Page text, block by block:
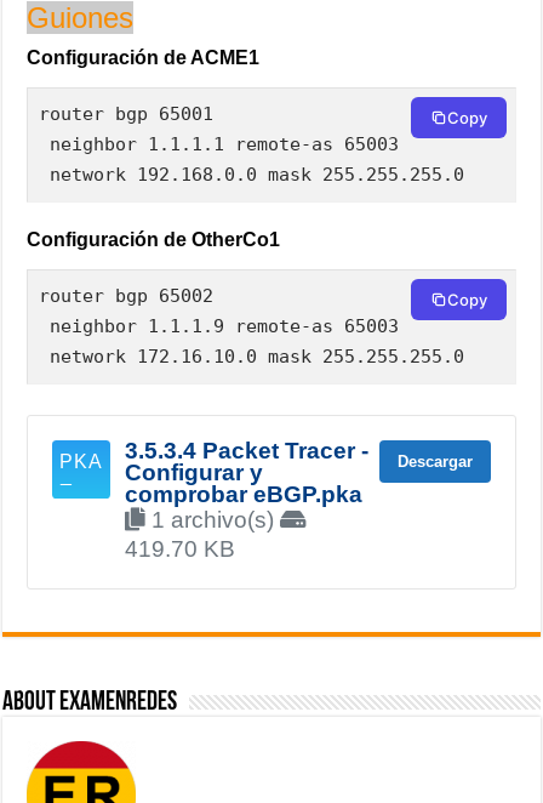
Guiones
Configuración de ACME1
router bgp 65001
neighbor 1.1.1.1 remote-as 65003
network 192.168.0.0 mask 255.255.255.0
Copy
Configuración de OtherCo1
router bgp 65002
neighbor 1.1.1.9 remote-as 65003
network 172.16.10.0 mask 255.255.255.0
Copy
3.5.3.4 Packet Tracer -
Configurar y
comprobar eBGP.pka
1 archivo(s)
419.70 KB
Descargar
About ExamenRedes